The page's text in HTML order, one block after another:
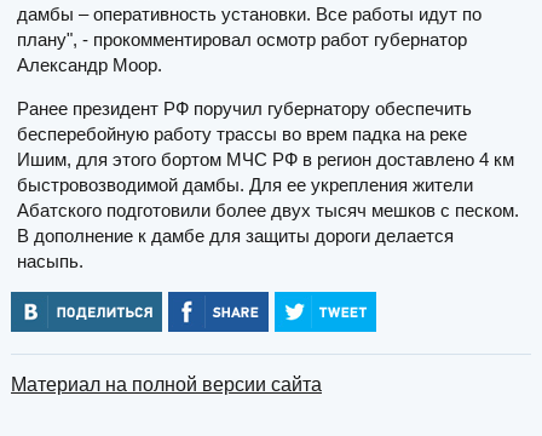
дамбы – оперативность установки. Все работы идут по
плану", - прокомментировал осмотр работ губернатор
Александр Моор.
Ранее президент РФ поручил губернатору обеспечить
бесперебойную работу трассы во врем падка на реке
Ишим, для этого бортом МЧС РФ в регион доставлено 4 км
быстровозводимой дамбы. Для ее укрепления жители
Абатского подготовили более двух тысяч мешков с песком.
В дополнение к дамбе для защиты дороги делается
насыпь.
Материал на полной версии сайта